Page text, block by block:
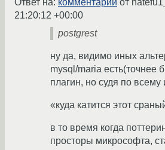
Ответ на: комментарий от
21:20:12 +00:00
postgrest
ну да, видимо иных
mysql/maria есть(точнее
плагин, но судя по всему
«куда катится этот
в то время когда
просторы микрософта,